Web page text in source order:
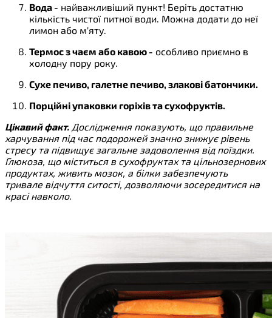
Вода - найважливіший пункт! Беріть достатню
кількість чистої питної води. Можна додати до неї
лимон або м'яту.
Термос з чаєм або кавою - особливо приємно в
холодну пору року.
Сухе печиво, галетне печиво, злакові батончики.
Порційні упаковки горіхів та сухофруктів.
Цікавий факт. Дослідження показують, що правильне
харчування під час подорожей значно знижує рівень
стресу та підвищує загальне задоволення від поїздки.
Глюкоза, що міститься в сухофруктах та цільнозернових
продуктах, живить мозок, а білки забезпечують
тривале відчуття ситості, дозволяючи зосередитися на
красі навколо.